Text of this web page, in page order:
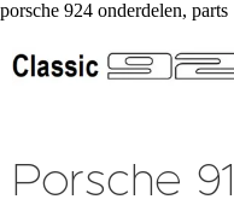
porsche 924 onderdelen, parts
Porsche